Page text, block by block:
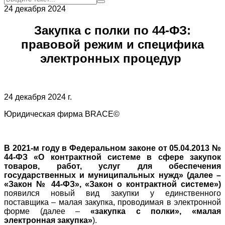
24 декабря 2024
Закупка с полки по 44-ФЗ:
правовой режим и специфика
электронных процедур
24 декабря 2024 г.
Юридическая фирма BRACE©
В 2021-м году в Федеральном законе от 05.04.2013 №
44-ФЗ «О контрактной системе в сфере закупок
товаров, работ, услуг для обеспечения
государственных и муниципальных нужд» (далее –
«Закон № 44-ФЗ», «Закон о контрактной системе»)
появился новый вид закупки у единственного
поставщика – малая закупка, проводимая в электронной
форме (далее – «закупка с полки», «малая
электронная закупка»).